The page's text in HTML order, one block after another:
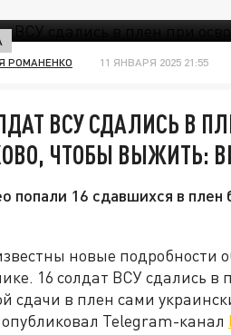
РОМАНЕНКО 11 ЯНВАРЯ 2025 21:55
ВСУ СДАЛИСЬ В
ЧТОБЫ ВЫЖИТЬ:
попали 16 сдавшихся в
новые подробности
16 солдат ВСУ сдались
сдачи в плен сами
Telegram-канал